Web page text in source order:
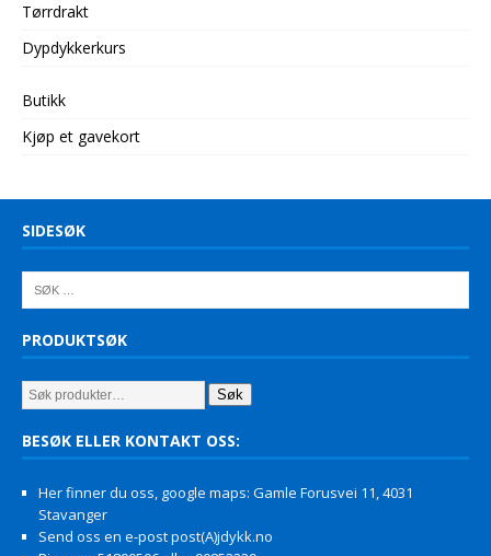
Tørrdrakt
Dypdykkerkurs
Butikk
Kjøp et gavekort
SIDESØK
PRODUKTSØK
Søk
BESØK ELLER KONTAKT OSS:
Her finner du oss, google maps: Gamle Forusvei 11, 4031
Stavanger
Send oss en e-post post(A)jdykk.no